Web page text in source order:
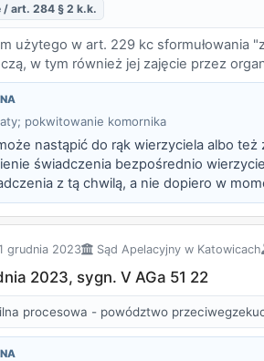
/ art. 284 § 2 k.k.
użytego w art. 229 kc sformułowania
w tym również jej zajęcie przez
pokwitowanie komornika
nastąpić do rąk wierzyciela albo
świadczenia bezpośrednio
z tą chwilą, a nie dopiero w
na błędnych przesłankach, a nadto
grudnia 2023 Sąd Apelacyjny w Katowicach
2023, sygn. V AGa 51 22
procesowa - powództwo